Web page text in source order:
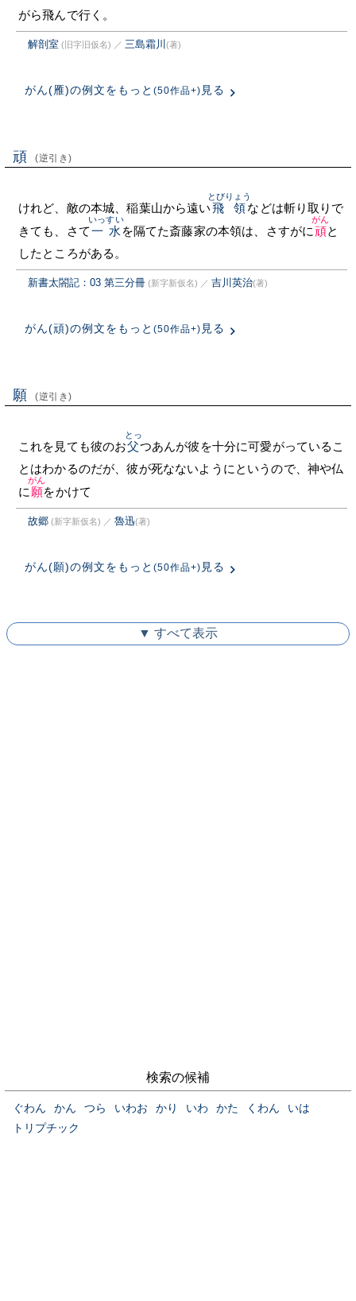
がら飛んで行く。
解剖室 (旧字旧仮名) ／ 三島霜川 (著)
がん(雁)の例文をもっと (50作品+) 見る
頑 (逆引き)
けれど、敵の本城、稲葉山から遠い飛領
とびりょう
などは斬り取りで
きても、さて一水
いっすい
を隔てた斎藤家の本領は、さすがに頑
がん
と
したところがある。
新書太閤記：03 第三分冊 (新字新仮名) ／ 吉川英治(著)
がん(頑)の例文をもっと (50作品+) 見る
願 (逆引き)
これを見ても彼のお父
とっ
つあんが彼を十分に可愛がっているこ
とはわかるのだが、彼が死なないようにというので、神や仏
に 願
がん
をかけて
故郷 (新字新仮名) ／ 魯迅(著)
がん(願)の例文をもっと (50作品+) 見る
▼ すべて表示
検索の候補
ぐわん かん つら いわお かり いわ かた くわん
いは
トリプチック